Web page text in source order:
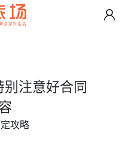
注意好合同
攻略